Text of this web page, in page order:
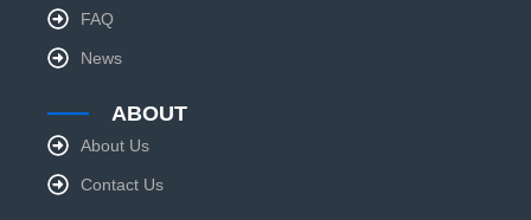
FAQ
News
ABOUT
About Us
Contact Us